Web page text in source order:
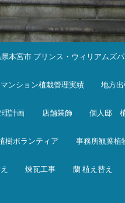
本宮市 プリンス・ウィリアムズ
マンション植栽管理実績 地方
計画 店舗装飾 個人邸
樹ボランティア 事務所観葉植
煉瓦工事 蘭 植え替え